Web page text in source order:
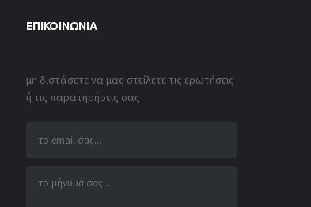
ΕΠΙΚΟΙΝΩΝΊΑ
μη διστάσετε να μας στείλετε τις ερωτήσεις
ή τις παρατηρήσεις σας